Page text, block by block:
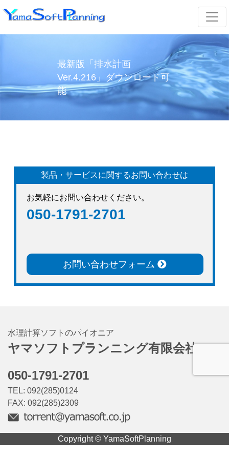
最新版「排水計画
Ver.4.216」ダウンロード可
能
製品・サービスに関するお問い合わせは
お気軽にお問い合わせください。
050-1791-2701
お問い合わせフォーム
水理計算ソフトのパイオニア
ヤマソフトプランニング有限会社
050-1791-2701
TEL: 092(285)0124
FAX: 092(285)2309
Copyright © YamaSoftPlanning